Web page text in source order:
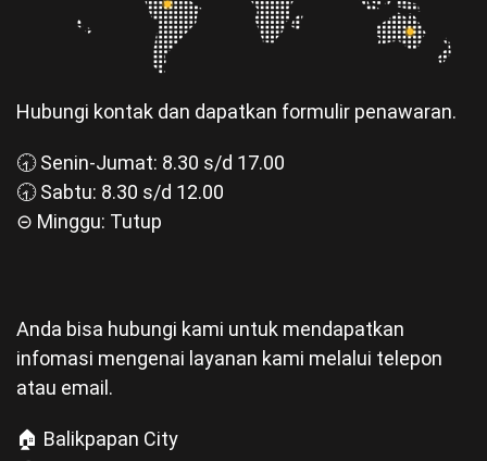
Hubungi kontak dan dapatkan formulir penawaran.
🕣 Senin-Jumat: 8.30 s/d 17.00
🕣 Sabtu: 8.30 s/d 12.00
⊝ Minggu: Tutup
Anda bisa hubungi kami untuk mendapatkan
infomasi mengenai layanan kami melalui telepon
atau email.
🏠 Balikpapan City